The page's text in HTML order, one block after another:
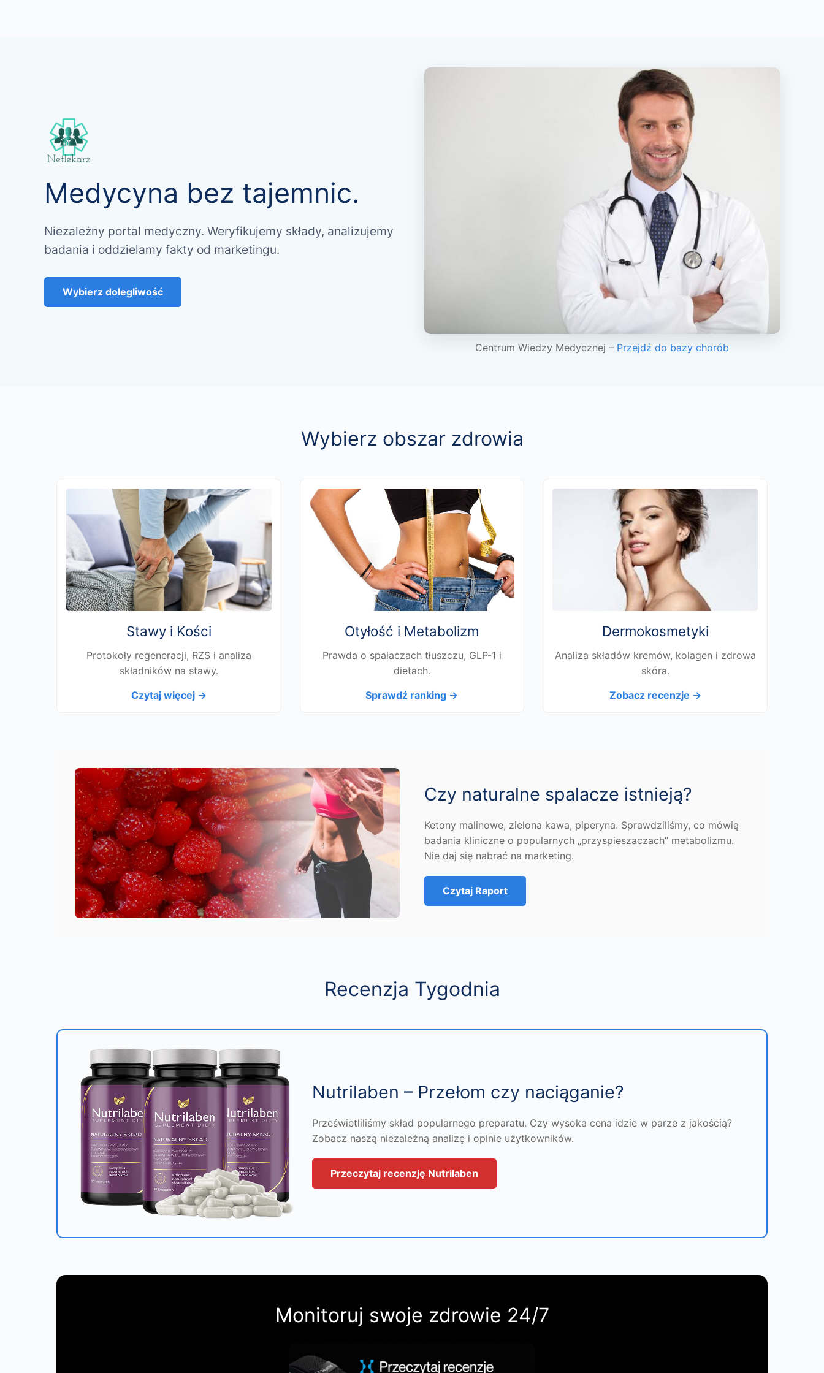
Medycyna bez tajemnic.
Niezależny portal medyczny. Weryfikujemy składy, analizujemy
badania i oddzielamy fakty od marketingu.
Wybierz dolegliwość
Centrum Wiedzy Medycznej – Przejdź do bazy chorób
Wybierz obszar zdrowia
Stawy i Kości
Protokoły regeneracji, RZS i analiza
składników na stawy.
Czytaj więcej →
Otyłość i Metabolizm
Prawda o spalaczach tłuszczu, GLP-1 i
dietach.
Sprawdź ranking →
Dermokosmetyki
Analiza składów kremów, kolagen i zdrowa
skóra.
Zobacz recenzje →
Czy naturalne spalacze istnieją?
Ketony malinowe, zielona kawa, piperyna. Sprawdziliśmy, co mówią
badania kliniczne o popularnych „przyspieszaczach” metabolizmu.
Nie daj się nabrać na marketing.
Czytaj Raport
Recenzja Tygodnia
Nutrilaben – Przełom czy naciąganie?
Prześwietliliśmy skład popularnego preparatu. Czy wysoka cena idzie w parze z jakością?
Zobacz naszą niezależną analizę i opinie użytkowników.
Przeczytaj recenzję Nutrilaben
Monitoruj swoje zdrowie 24/7